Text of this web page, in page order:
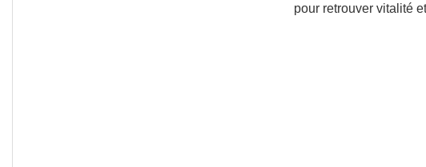
pour retrouver vitalité